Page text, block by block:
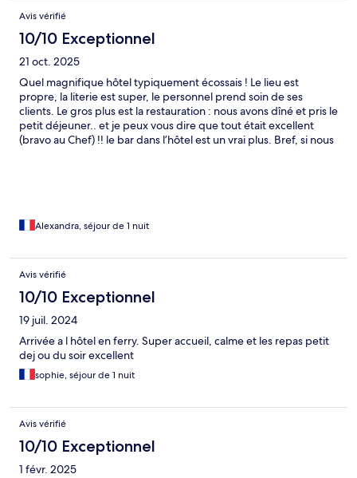
Avis vérifié
10/10 Exceptionnel
21 oct. 2025
Quel magnifique hôtel typiquement écossais ! Le lieu est
propre, la literie est super, le personnel prend soin de ses
clients. Le gros plus est la restauration : nous avons dîné et pris le
petit déjeuner.. et je peux vous dire que tout était excellent
(bravo au Chef) !! le bar dans l’hôtel est un vrai plus. Bref, si nous
Alexandra, séjour de 1 nuit
Avis vérifié
10/10 Exceptionnel
19 juil. 2024
Arrivée a l hôtel en ferry. Super accueil, calme et les repas petit
dej ou du soir excellent
sophie, séjour de 1 nuit
Avis vérifié
10/10 Exceptionnel
1 févr. 2025